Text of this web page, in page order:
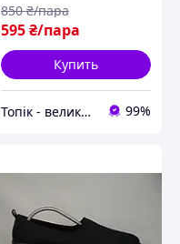
595₴/пара
850 ₴/пара
Купить
Топік - великий вибір взуття для чоловіків і жінок 99%